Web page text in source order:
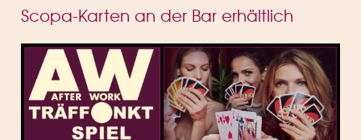
Scopa-Karten an der Bar erhältlich